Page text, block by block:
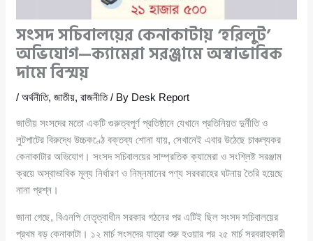
সংসদ সচিবালয়ের কেনাকাটায় ‘হরিলুট’
অভিযোগ—ক্যামেরা সরঞ্জামে অস্বাভাবিক
দামে বিস্ময়
/অর্থনীতি,জাতীয়,রাজনীতি/ By Desk Report
জাতীয় সংসদের মতো একটি গুরুত্বপূর্ণ প্রতিষ্ঠানে যেখানে প্রতিনিয়ত দুর্নীতি ও
লুটপাটের বিরুদ্ধে উচ্চকণ্ঠে বক্তব্য শোনা যায়, সেখানেই এবার উঠেছে চাঞ্চল্যকর
কেনাকাটার অভিযোগ। সংসদ সচিবালয়ের সাম্প্রতিক ক্যামেরা ও সংশ্লিষ্ট সরঞ্জাম
ক্রয়ে অস্বাভাবিক মূল্য নির্ধারণ ও নিম্নমানের পণ্য সরবরাহের ঘটনায় তৈরি হয়েছে
নানা প্রশ্ন।
জানা গেছে, বিএনপি নেতৃত্বাধীন সরকার গঠনের পর এটিই ছিল সংসদ সচিবালয়ের
প্রথম বড় কেনাকাটা। ১২ মার্চ সংসদের যাত্রা শুরু হওয়ার পর ২৫ মার্চ সরবরাহকারী